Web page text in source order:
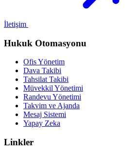
İletişim
Hukuk Otomasyonu
Ofis Yönetim
Dava Takibi
Tahsilat Takibi
Müvekkil Yönetimi
Randevu Yönetimi
Takvim ve Ajanda
Mesaj Sistemi
Yapay Zeka
Linkler